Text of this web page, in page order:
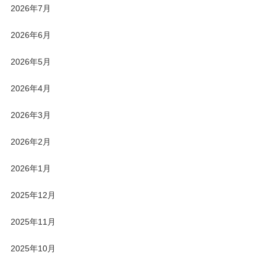
2026年7月
2026年6月
2026年5月
2026年4月
2026年3月
2026年2月
2026年1月
2025年12月
2025年11月
2025年10月